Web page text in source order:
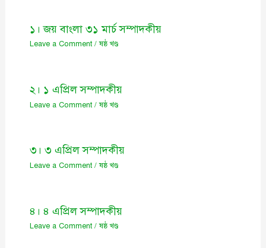
১। জয় বাংলা ৩১ মার্চ সম্পাদকীয়
Leave a Comment /ষষ্ঠ খণ্ড
২। ১ এপ্রিল সম্পাদকীয়
Leave a Comment /ষষ্ঠ খণ্ড
৩। ৩ এপ্রিল সম্পাদকীয়
Leave a Comment /ষষ্ঠ খণ্ড
৪। ৪ এপ্রিল সম্পাদকীয়
Leave a Comment /ষষ্ঠ খণ্ড